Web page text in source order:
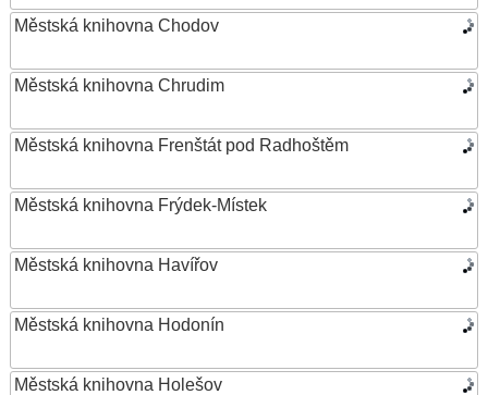
Městská knihovna Chodov
Městská knihovna Chrudim
Městská knihovna Frenštát pod Radhoštěm
Městská knihovna Frýdek-Místek
Městská knihovna Havířov
Městská knihovna Hodonín
Městská knihovna Holešov